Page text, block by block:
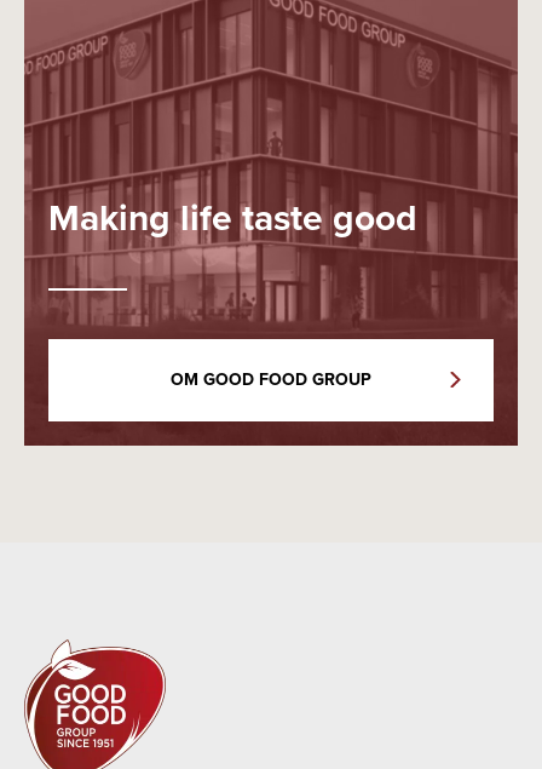
Making life taste good
OM GOOD FOOD GROUP